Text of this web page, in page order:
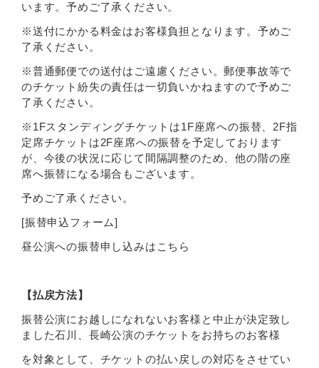
います。予めご了承ください。
※送付にかかる料金はお客様負担となります。予めご
了承ください。
※普通郵便での送付はご遠慮ください。郵便事故等で
のチケット紛失の責任は一切負いかねますので予めご
了承ください。
※1Fスタンディングチケットは1F座席への振替、2F指
定席チケットは2F座席への振替を予定しております
が、今後の状況に応じて間隔調整のため、他の階の座
席へ振替になる場合もございます。
予めご了承ください。
[振替申込フォーム]
昼公演への振替申し込みはこちら
【払戻方法】
振替公演にお越しになれないお客様と中止が決定致し
ました石川、長崎公演のチケットをお持ちのお客様
を対象として、チケットの払い戻しの対応をさせてい